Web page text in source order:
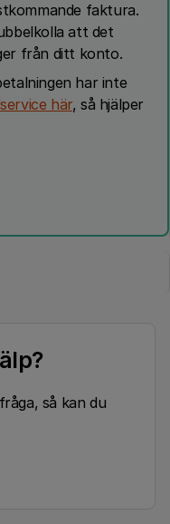
faktura.
att det
från ditt konto.
har inte
här, så hjälper
så kan du